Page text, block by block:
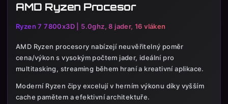
AMD Ryzen Procesor
Ryzen 7 7800x3D | 5.0ghz, 8 jader, 16 vláken
AMD Ryzen procesory nabízejí neuvěřitelný poměr
cena/výkon s vysokým počtem jader, ideální pro
multitasking, streaming během hraní a kreativní aplikace.
Moderní Ryzen čipy excelují v herním výkonu díky vyšším
cache pamětem a efektivní architektuře.